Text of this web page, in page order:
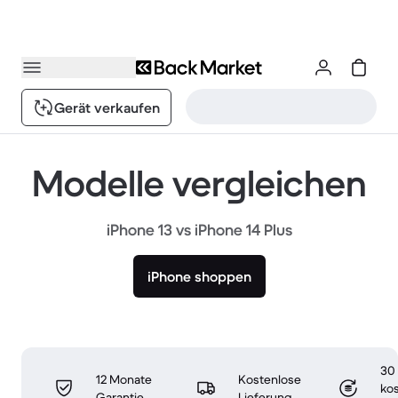
Gerät verkaufen
Modelle vergleichen
iPhone 13 vs iPhone 14 Plus
iPhone shoppen
12 Monate
Kostenlose
30